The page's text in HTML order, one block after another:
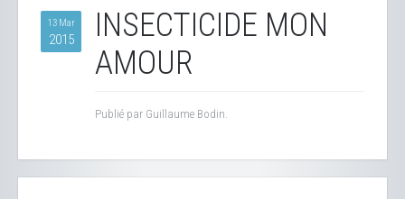
13 Mar
2015
INSECTICIDE MON
AMOUR
Publié par Guillaume Bodin.